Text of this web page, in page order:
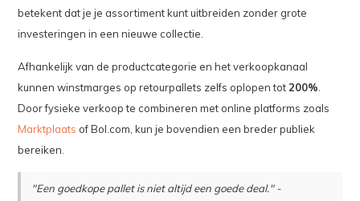
betekent dat je je assortiment kunt uitbreiden zonder grote
investeringen in een nieuwe collectie.
Afhankelijk van de productcategorie en het verkoopkanaal
kunnen winstmarges op retourpallets zelfs oplopen tot200%.
Door fysieke verkoop te combineren met online platforms zoals
Marktplaats of Bol.com, kun je bovendien een breder publiek
bereiken.
"Een goedkope pallet is niet altijd een goede deal." -